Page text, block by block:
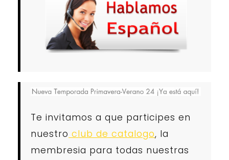
Te invitamos a que participes en
nuestro club de catalogo, la
membresia para todas nuestras